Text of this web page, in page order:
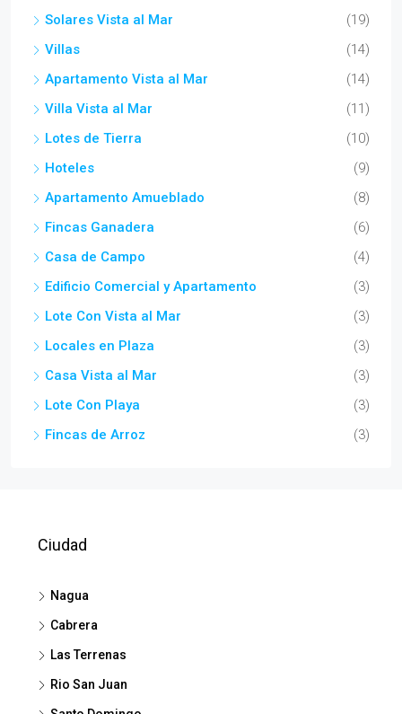
Solares Vista al Mar
(19)
Villas
(14)
Apartamento Vista al Mar
(14)
Villa Vista al Mar
(11)
Lotes de Tierra
(10)
Hoteles
(9)
Apartamento Amueblado
(8)
Fincas Ganadera
(6)
Casa de Campo
(4)
Edificio Comercial y Apartamento
(3)
Lote Con Vista al Mar
(3)
Locales en Plaza
(3)
Casa Vista al Mar
(3)
Lote Con Playa
(3)
Fincas de Arroz
(3)
Ciudad
Nagua
Cabrera
Las Terrenas
Rio San Juan